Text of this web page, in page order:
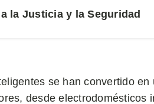
la Justicia y la Seguridad
se han convertido
desde